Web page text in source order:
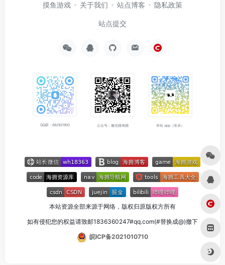
摸鱼游戏 关于我们 站点博客 隐私政策
站点提交
QQ群：682921902 公众号：微信搜海拥 本站 app（安卓）
本站资源全部来源于网络，版权归原版权方所有
如有侵犯您的权益请致邮1836360247#qq.com(#替换成@)撤下
皖ICP备2021010710